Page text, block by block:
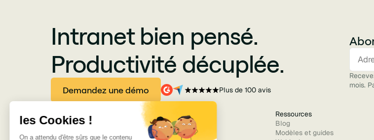
Intranet bien pensé.
Productivité décuplée.
Demandez une démo Plus de 100 avis
mois.
Produits
Jint SharePoint
Jint Teams et Web
Entreprise
À propos
Carrières
Ressources
Blog
Modèles et guides